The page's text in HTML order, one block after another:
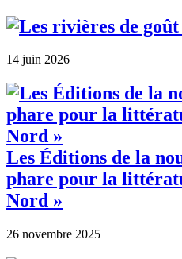
14 juin 2026
Les Éditions de la
phare pour la
Nord »
26 novembre 2025